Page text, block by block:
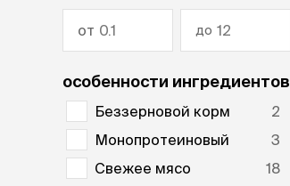
от до
особенности ингредиентов
Беззерновой корм
2
Монопротеиновый
3
Свежее мясо
18